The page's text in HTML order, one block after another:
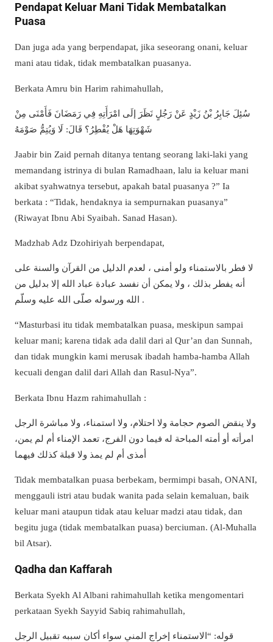
Pendapat Keluar Mani Tidak Membatalkan
Puasa
Dan juga ada yang berpendapat, jika seseorang onani, keluar
mani atau tidak, tidak membatalkan puasanya.
Berkata Amru bin Harim rahimahullah,
سُئِلَ جَابِرُ بْنُ زَيْدٍ عَنْ رَجُلٍ نَظَرَ إلَى امْرَأَتِهِ فِي رَمَضَانَ فَأَمْنَى مِنْ
شَهْوَتِهَا هَلْ يُفْطِرُ؟ قَالَ: لَا وَيُتِمُّ صَوْمَهُ
Jaabir bin Zaid pernah ditanya tentang seorang laki-laki yang
memandang istrinya di bulan Ramadhaan, lalu ia keluar mani
akibat syahwatnya tersebut, apakah batal puasanya ?” Ia
berkata : “Tidak, hendaknya ia sempurnakan puasanya”
(Riwayat Ibnu Abi Syaibah. Sanad Hasan).
Madzhab Adz Dzohiriyah berpendapat,
لا فطر بالاستمناء ولو أمنى ، لعدم الدليل من القرآن والسنة على
أنه يفطر بذلك ، ولا يمكن أن نفسد عبادة عباد الله إلا بدليل من
الله ورسوله صلّى الله عليه وسلّم .
“Masturbasi itu tidak membatalkan puasa, meskipun sampai
keluar mani; karena tidak ada dalil dari al Qur’an dan Sunnah,
dan tidak mungkin kami merusak ibadah hamba-hamba Allah
kecuali dengan dalil dari Allah dan Rasul-Nya”.
Berkata Ibnu Hazm rahimahullah :
ولا ينقض الصوم حجامة ولا احتلام، ولا استمناء، ولا مباشرة الرجل
امرأته أو أمته المباحة له فيما دون الفرج، تعمد الإمناء أم لم يمن،
أمذى أم لم يمذ ولا قبلة كذلك فيهما
Tidak membatalkan puasa berbekam, bermimpi basah, ONANI,
menggauli istri atau budak wanita pada selain kemaluan, baik
keluar mani ataupun tidak atau keluar madzi atau tidak, dan
begitu juga (tidak membatalkan puasa) berciuman. (Al-Muhalla
bil Atsar).
Qadha dan Kaffarah
Berkata Syekh Al Albani rahimahullah ketika mengomentari
perkataan Syekh Sayyid Sabiq rahimahullah,
قوله: “الاستمناء إخراج المني سواء أكان سببه تقبيل الرجل